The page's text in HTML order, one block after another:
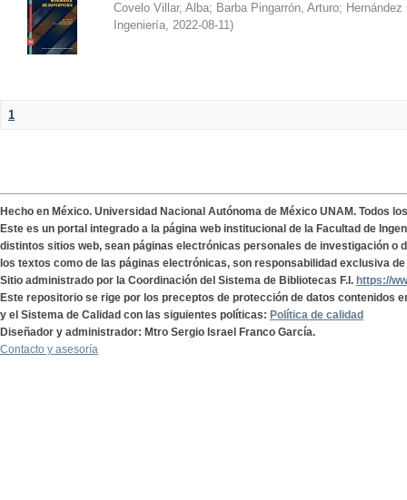
Covelo Villar, Alba; Barba Pingarrón, Arturo;
Ingeniería, 2022-08-11)
1
Hecho en México. Universidad Nacional Autónoma de México UNAM. Todos
Este es un portal integrado a la página web institucional de la Facultad de
distintos sitios web, sean páginas electrónicas personales de investigación o
los textos como de las páginas electrónicas, son responsabilidad exclusiva
Sitio administrado por la Coordinación del Sistema de Bibliotecas F.I. https://
Este repositorio se rige por los preceptos de protección de datos contenidos
y el Sistema de Calidad con las siguientes políticas: Política de calidad
Diseñador y administrador: Mtro Sergio Israel Franco García.
Contacto y asesoría